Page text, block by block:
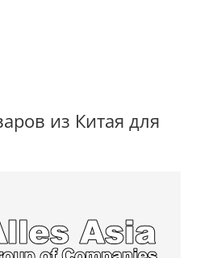
из Китая для